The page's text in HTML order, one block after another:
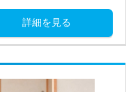
詳細を見る